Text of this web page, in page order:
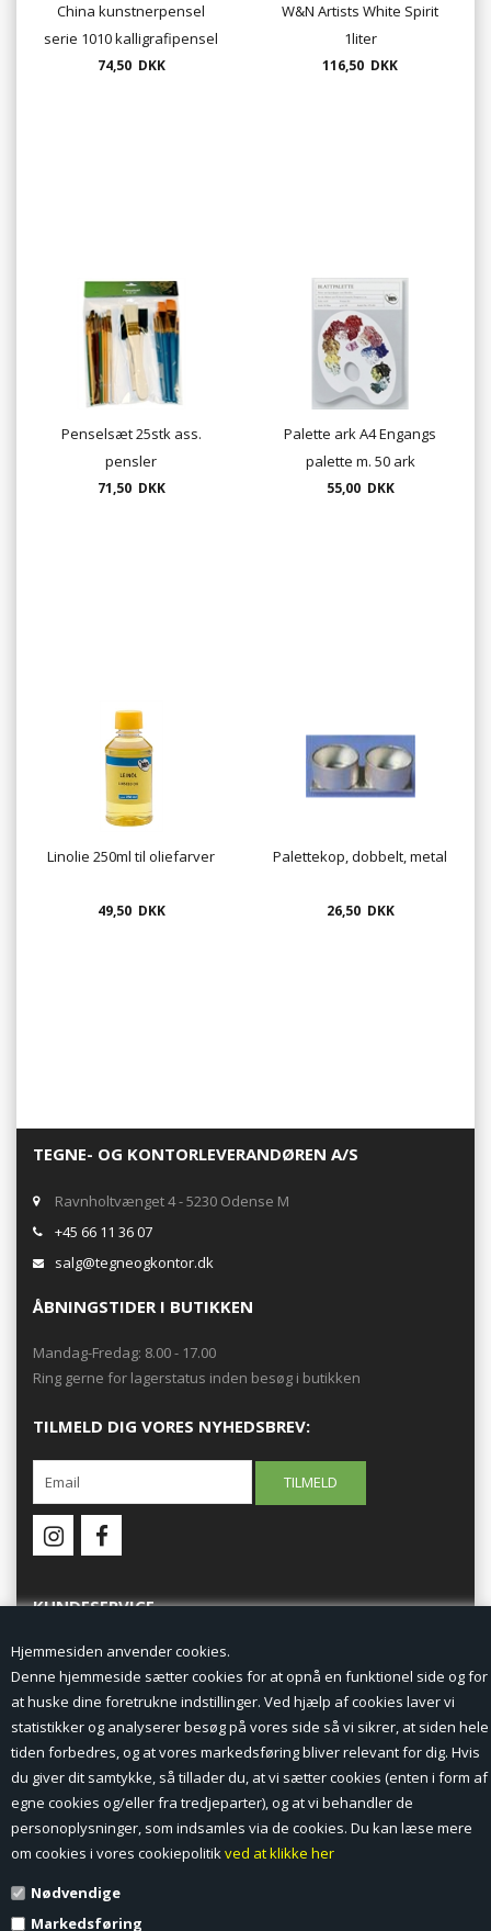
Hjemmesiden anvender cookies.
Denne hjemmeside sætter cookies for at opnå en funktionel side og for
at huske dine foretrukne indstillinger. Ved hjælp af cookies laver vi
statistikker og analyserer besøg på vores side så vi sikrer, at siden hele
tiden forbedres, og at vores markedsføring bliver relevant for dig. Hvis
du giver dit samtykke, så tillader du, at vi sætter cookies (enten i form af
egne cookies og/eller fra tredjeparter), og at vi behandler de
personoplysninger, som indsamles via de cookies. Du kan læse mere
om cookies i vores cookiepolitikved at klikke her
Nødvendige
Markedsføring
China kunstnerpensel
serie 1010 kalligrafipensel
74,50 DKK
W&N Artists White Spirit
1liter
116,50 DKK
Penselsæt 25stk ass.
pensler
71,50 DKK
Palette ark A4 Engangs
palette m. 50 ark
55,00 DKK
Linolie 250ml til oliefarver
49,50 DKK
Palettekop, dobbelt, metal
26,50 DKK
TEGNE- OG KONTORLEVERANDØREN A/S
Ravnholtvænget 4 - 5230 Odense M
+45 66 11 36 07
salg@tegneogkontor.dk
ÅBNINGSTIDER I BUTIKKEN
Mandag-Fredag: 8.00 - 17.00
Ring gerne for lagerstatus inden besøg i butikken
TILMELD DIG VORES NYHEDSBREV:
KUNDESERVICE
Min Konto
Nyheder
Vilkår og betingelser
Profil
Erhverv log ind (B2B)